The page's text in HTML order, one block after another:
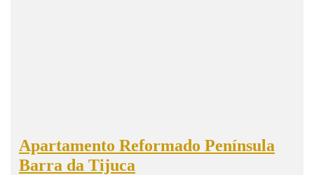
Apartamento Reformado Península
Barra da Tijuca